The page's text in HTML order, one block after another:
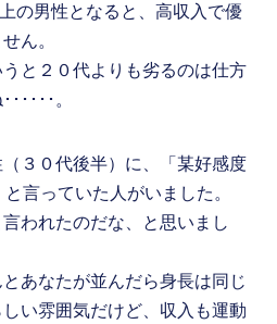
の男性となると、高収入で優
ん。
と２０代よりも劣るのは仕方
････。
３０代後半）に、「某好感度
言っていた人がいました。
われたのだな、と思いまし
あなたが並んだら身長は同じ
い雰囲気だけど、収入も運動